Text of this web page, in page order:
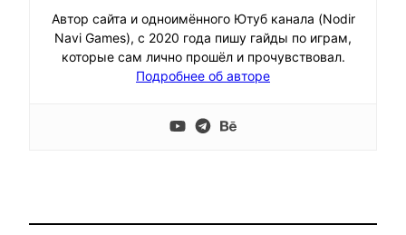
Автор сайта и одноимённого Ютуб канала (Nodir
Navi Games), с 2020 года пишу гайды по играм,
которые сам лично прошёл и прочувствовал.
Подробнее об авторе